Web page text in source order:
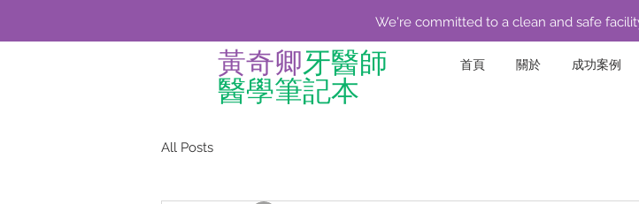
We're committed to a clean and safe
黃奇卿牙醫師
醫學筆記本
首頁 關於 成功案例
All Posts